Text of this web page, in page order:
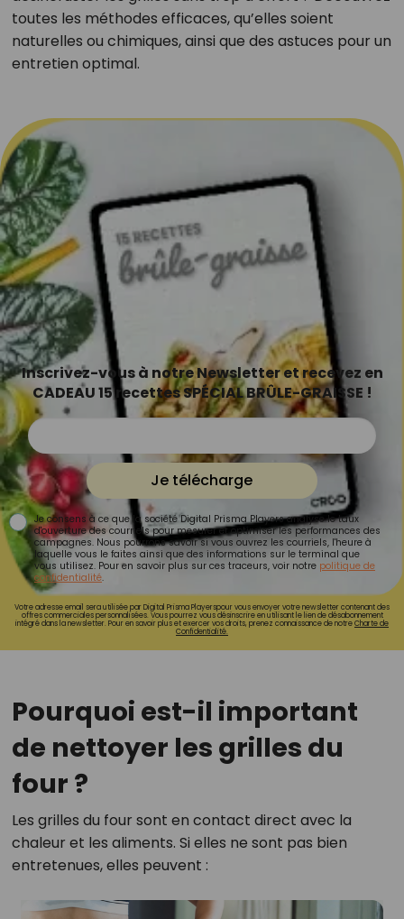
toutes les méthodes efficaces, qu’elles soient
naturelles ou chimiques, ainsi que des astuces pour un
entretien optimal.
Inscrivez-vous à notre Newsletter et recevez en
CADEAU 15 recettes SPÉCIAL BRÛLE-GRAISSE !
Je télécharge
Je consens à ce que la société Digital Prisma Players analyse le taux
d'ouverture des courriels pour mesurer et optimiser les performances des
campagnes. Nous pourrons savoir si vous ouvrez les courriels, l'heure à
laquelle vous le faites ainsi que des informations sur le terminal que
vous utilisez. Pour en savoir plus sur ces traceurs, voir notre politique de
confidentialité.
Votre adresse email sera utilisée par Digital Prisma Playerspour vous envoyer votre newsletter contenant des
offres commerciales personnalisées. Vous pourrez vous désinscrire en utilisant le lien de désabonnement
intégré dans la newsletter. Pour en savoir plus et exercer vos droits, prenez connaissance de notreCharte de
Confidentialité.
Pourquoi est-il important
de nettoyer les grilles du
four ?
Les grilles du four sont en contact direct avec la
chaleur et les aliments. Si elles ne sont pas bien
entretenues, elles peuvent :